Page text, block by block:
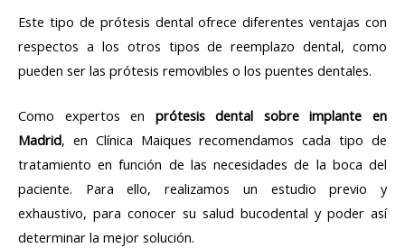
Este tipo de prótesis dental ofrece diferentes ventajas con
respectos a los otros tipos de reemplazo dental, como
pueden ser las prótesis removibles o los puentes dentales.
Como expertos en prótesis dental sobre implante en
Madrid, en Clínica Maiques recomendamos cada tipo de
tratamiento en función de las necesidades de la boca del
paciente. Para ello, realizamos un estudio previo y
exhaustivo, para conocer su salud bucodental y poder así
determinar la mejor solución.